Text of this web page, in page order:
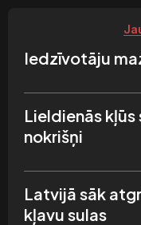
Iedzīvotāju
Lieldienās
nokrišņi
Latvijā sāk
kļavu sulas